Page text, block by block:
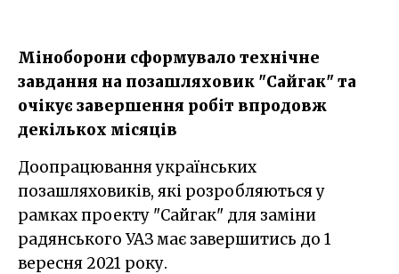
Міноборони сформувало технічне
завдання на позашляховик "Сайгак" та
очікує завершення робіт впродовж
декількох місяців
Доопрацювання українських
позашляховиків, які розробляються у
рамках проекту "Сайгак" для заміни
радянського УАЗ має завершитись до 1
вересня 2021 року.